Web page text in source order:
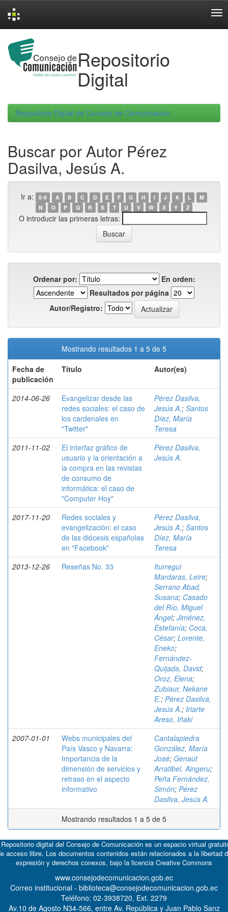
navigation
Repositorio
Digital
Repositorio Digital de Consejo de Comunicacion
Buscar por Autor Pérez
Dasilva, Jesús A.
Ir a: 0-9 A B C D E F G H I J K L
M
N
O P Q R S T U V W X Y Z
O introducir las primeras letras:
Ordenar por:
En orden:
Resultados por página
Autor/Registro:
Mostrando resultados 1 a 5 de 5
Fecha de
publicación
Título Autor(es)
2014-06-26
Evangelizar desde las
redes sociales: el caso de
los cardenales en
"Twitter"
Pérez Dasilva,
Jesús A.; Santos
Díez, María
Teresa
2011-11-02
El interfaz gráfico de
usuario y la orientación a
la compra en las revistas
de consumo de
informática: el caso de
"Computer Hoy"
Pérez Dasilva,
Jesús A.
2017-11-20
Redes sociales y
evangelización: el caso
de las diócesis españolas
en "Facebook"
Pérez Dasilva,
Jesús A.; Santos
Díez, María
Teresa
2013-12-26
Reseñas No. 33
Iturregui
Mardaras, Leire;
Serrano Abad,
Susana; Casado
del Río, Miguel
Ángel; Jiménez,
Estefanía; Coca,
César; Lorente,
Eneko;
Fernández-
Quijada, David;
Oroz, Elena;
Zubiaur, Nekane
E.; Pérez Dasilva,
Jesús A.; Iriarte
Areso, Iñaki
2007-01-01
Webs municipales del
País Vasco y Navarra:
Importancia de la
dimensión de servicios y
retraso en el aspecto
informativo
Cantalapiedra
González, María
José; Genaut
Arratibel, Aingeru;
Peña Fernández,
Simón; Pérez
Dasilva, Jesús A.
Mostrando resultados 1 a 5 de 5
digital del Consejo de Comunicación es un espacio virtual
acceso libre. Los documentos contenidos están relacionados a la libertad
expresión y derechos conexos, bajo la licencia Creative Commons
www.consejodecomunicacion.gob.ec
Correo institucional - biblioteca@consejodecomunicacion.gob.ec
Teléfono: 02-3938720, Ext. 2279
Av.10 de Agosto N34-566, entre Av. República y Juan Pablo Sanz